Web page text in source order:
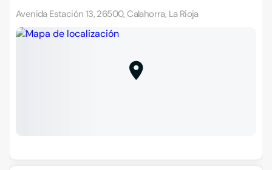
Avenida Estación 13, 26500, Calahorra, La Rioja